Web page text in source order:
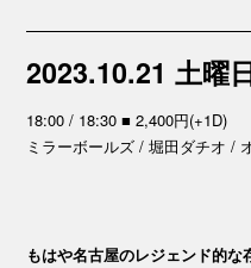
2023.10.21 土曜
18:00 / 18:30 ■ 2,400円(+1D)
ミラーボールズ / 堀田ダチオ /
もはや名古屋のレジェンド的